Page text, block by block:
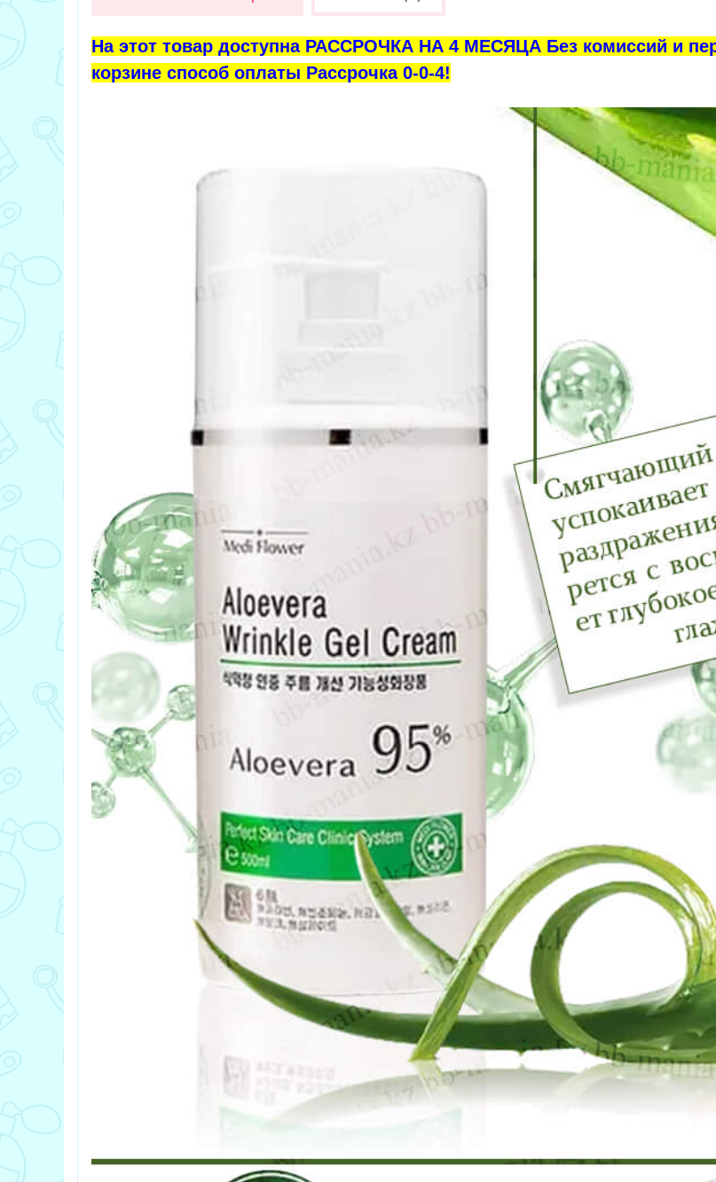
На этот товар доступна РАССРОЧКА НА 4 МЕСЯЦА Без комиссий и
корзине способ оплаты Рассрочка 0-0-4!